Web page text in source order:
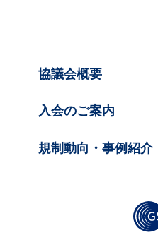
協議会概要
入会のご案内
規制動向・事例紹介